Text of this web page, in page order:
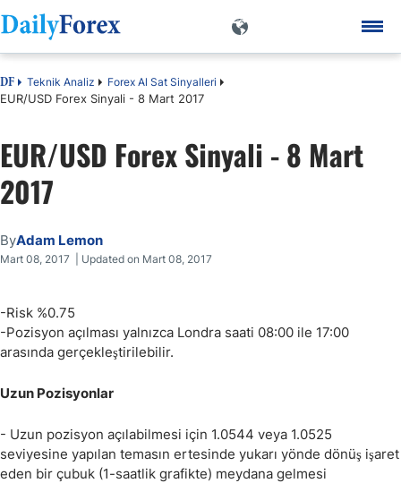
DF Teknik Analiz Forex Al Sat Sinyalleri
EUR/USD Forex Sinyali - 8 Mart 2017
EUR/USD Forex Sinyali - 8 Mart
2017
ByAdam Lemon
Mart 08, 2017 | Updated on Mart 08, 2017
-Risk %0.75
-Pozisyon açılması yalnızca Londra saati 08:00 ile 17:00
arasında gerçekleştirilebilir.
Uzun Pozisyonlar
- Uzun pozisyon açılabilmesi için 1.0544 veya 1.0525
seviyesine yapılan temasın ertesinde yukarı yönde dönüş işaret
eden bir çubuk (1-saatlik grafikte) meydana gelmesi